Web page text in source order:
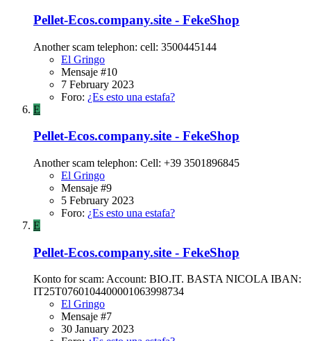
Pellet-Ecos.company.site - FekeShop
Another scam telephon: cell: 3500445144
El Gringo
Mensaje #10
7 February 2023
Foro: ¿Es esto una estafa?
E
Pellet-Ecos.company.site - FekeShop
Another scam telephon: Cell: +39 3501896845
El Gringo
Mensaje #9
5 February 2023
Foro: ¿Es esto una estafa?
E
Pellet-Ecos.company.site - FekeShop
Konto for scam: Account: BIO.IT. BASTA NICOLA IBAN:
IT25T0760104400001063998734
El Gringo
Mensaje #7
30 January 2023